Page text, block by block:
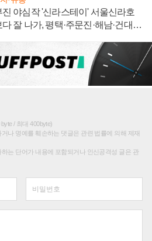
진 야심작 '신라스테이' 서울신라호
잘 나가, 평택·주문진·해남·건대로
/ 최대 400byte)
나 명예를 훼손하는 댓글은 관련 법률에 의해 제재
는 단어가 내용에 포함되거나 인신공격성 글은 관